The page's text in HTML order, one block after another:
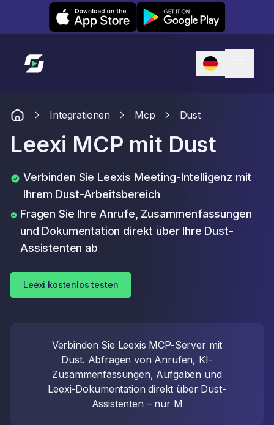
Leexi on iOS Leexi on Android
Link zur Startseite
Integrationen Mcp Dust
Leexi MCP mit Dust
Verbinden Sie Leexis Meeting-Intelligenz mit
Ihrem Dust-Arbeitsbereich
Fragen Sie Ihre Anrufe, Zusammenfassungen
und Dokumentation direkt über Ihre Dust-
Assistenten ab
Leexi kostenlos testen
Verbinden Sie Leexis MCP-Server mit
Dust. Abfragen von Anrufen, KI-
Zusammenfassungen, Aufgaben und
Leexi-Dokumentation direkt über Dust-
Assistenten – nur M